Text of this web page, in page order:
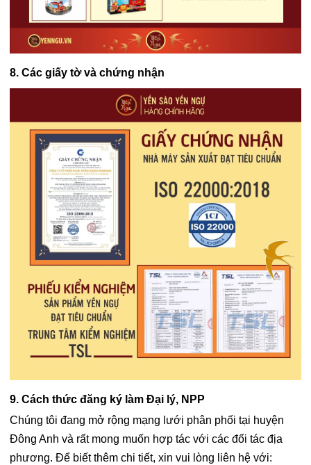
8. Các giấy tờ và chứng nhận
9. Cách thức đăng ký làm Đại lý, NPP
Chúng tôi đang mở rộng mạng lưới phân phối tại huyện
Đông Anh và rất mong muốn hợp tác với các đối tác địa
phương. Để biết thêm chi tiết, xin vui lòng liên hệ với: